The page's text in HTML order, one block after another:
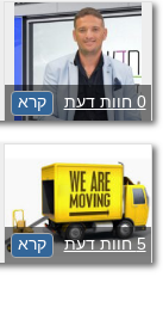
0 חוות דעת קרא
5 חוות דעת קרא